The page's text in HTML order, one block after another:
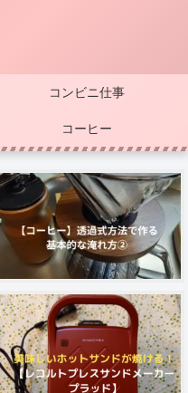
コンビニ仕事
コーヒー